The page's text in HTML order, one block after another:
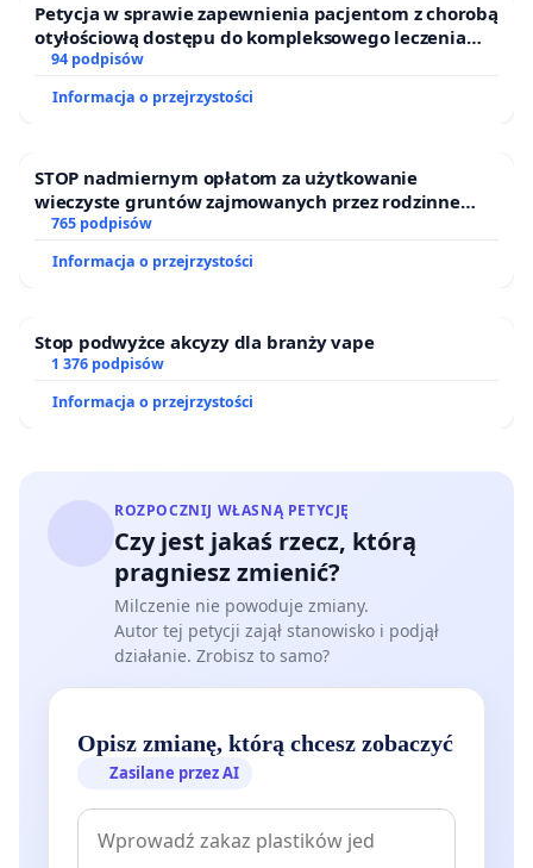
Petycja w sprawie zapewnienia pacjentom z chorobą
otyłościową dostępu do kompleksowego leczenia
oraz programów profilaktycznych.
94 podpisów
Informacja o przejrzystości
STOP nadmiernym opłatom za użytkowanie
wieczyste gruntów zajmowanych przez rodzinne
ogrody działkowe.
765 podpisów
Informacja o przejrzystości
Stop podwyżce akcyzy dla branży vape
1 376 podpisów
Informacja o przejrzystości
ROZPOCZNIJ WŁASNĄ PETYCJĘ
Czy jest jakaś rzecz, którą
pragniesz zmienić?
Milczenie nie powoduje zmiany.
Autor tej petycji zajął stanowisko i podjął
działanie. Zrobisz to samo?
Opisz zmianę, którą chcesz zobaczyć
Zasilane przez AI